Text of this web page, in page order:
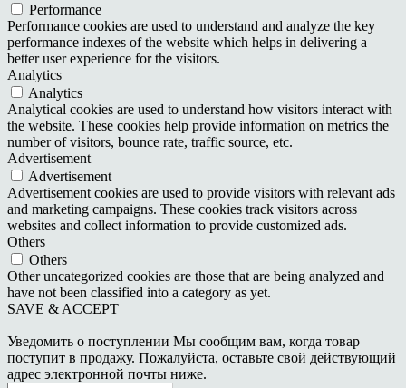
Performance
Performance cookies are used to understand and analyze the key
performance indexes of the website which helps in delivering a
better user experience for the visitors.
Analytics
Analytics
Analytical cookies are used to understand how visitors interact with
the website. These cookies help provide information on metrics the
number of visitors, bounce rate, traffic source, etc.
Advertisement
Advertisement
Advertisement cookies are used to provide visitors with relevant ads
and marketing campaigns. These cookies track visitors across
websites and collect information to provide customized ads.
Others
Others
Other uncategorized cookies are those that are being analyzed and
have not been classified into a category as yet.
SAVE & ACCEPT
Уведомить о поступлении Мы сообщим вам, когда товар
поступит в продажу. Пожалуйста, оставьте свой действующий
адрес электронной почты ниже.